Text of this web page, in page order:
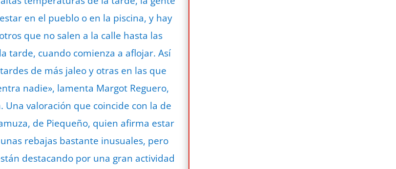
en el pueblo o en la piscina, y hay
que no salen a la calle hasta las
tarde, cuando comienza a aflojar. Así
de más jaleo y otras en las que
nadie», lamenta Margot Reguero,
Una valoración que coincide con la de
de Piequeño, quien afirma estar
rebajas bastante inusuales, pero
destacando por una gran actividad